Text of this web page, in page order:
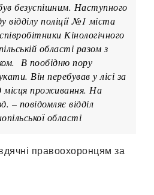
безуспішним. Наступного
відділу поліції №1 міста
Кінологічного
області разом з
В пообідню пору
Він перебував у лісі за
місця проживання. На
– повідомляє відділ
області
правоохоронцям за